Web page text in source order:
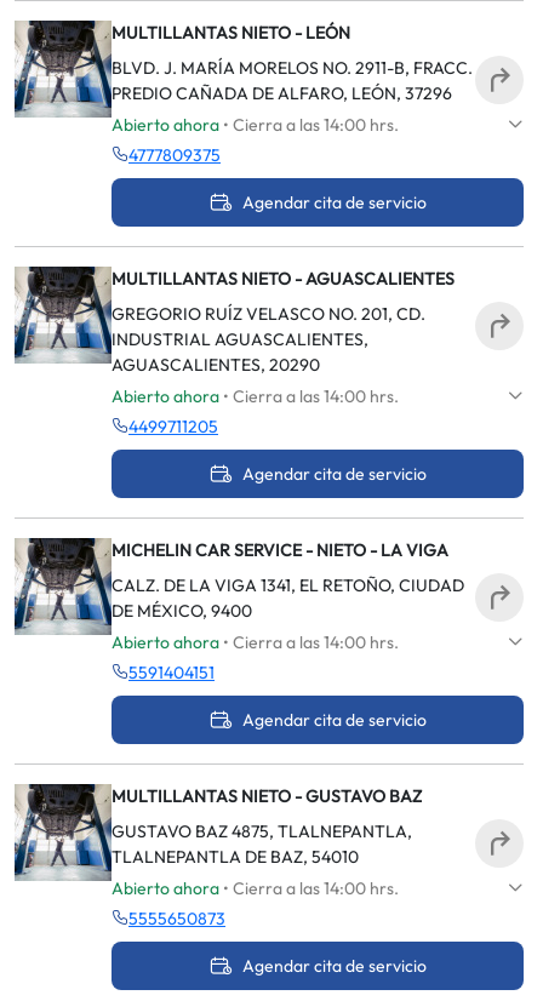
MULTILLANTAS NIETO - LEÓN
BLVD. J. MARÍA MORELOS NO. 2911-B, FRACC.
PREDIO CAÑADA DE ALFARO, LEÓN, 37296
Abierto ahora • Cierra a las 14:00 hrs.
4777809375
Agendar cita de servicio
MULTILLANTAS NIETO - AGUASCALIENTES
GREGORIO RUÍZ VELASCO NO. 201, CD.
INDUSTRIAL AGUASCALIENTES,
AGUASCALIENTES, 20290
Abierto ahora • Cierra a las 14:00 hrs.
4499711205
Agendar cita de servicio
MICHELIN CAR SERVICE - NIETO - LA VIGA
CALZ. DE LA VIGA 1341, EL RETOÑO, CIUDAD
DE MÉXICO, 9400
Abierto ahora • Cierra a las 14:00 hrs.
5591404151
Agendar cita de servicio
MULTILLANTAS NIETO - GUSTAVO BAZ
GUSTAVO BAZ 4875, TLALNEPANTLA,
TLALNEPANTLA DE BAZ, 54010
Abierto ahora • Cierra a las 14:00 hrs.
5555650873
Agendar cita de servicio